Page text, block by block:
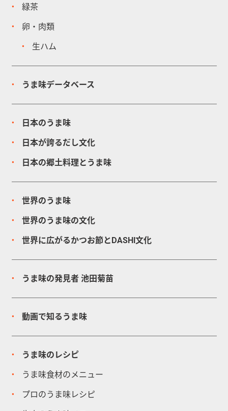
緑茶
卵・肉類
生ハム
うま味データベース
日本のうま味
日本が誇るだし文化
日本の郷土料理とうま味
世界のうま味
世界のうま味の文化
世界に広がるかつお節とDASHI文化
うま味の発見者 池田菊苗
動画で知るうま味
うま味のレシピ
うま味食材のメニュー
プロのうま味レシピ